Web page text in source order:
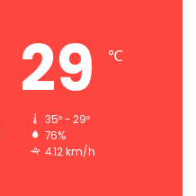
29 ℃
35º - 29º
76%
4.12 km/h